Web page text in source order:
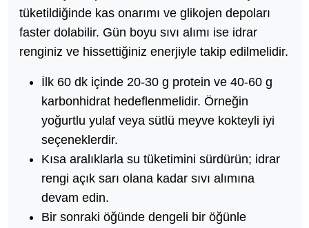
tüketildiğinde kas onarımı ve glikojen depoları
faster dolabilir. Gün boyu sıvı alımı ise idrar
renginiz ve hissettiğiniz enerjiyle takip edilmelidir.
İlk 60 dk içinde 20-30 g protein ve 40-60 g
karbonhidrat hedeflenmelidir. Örneğin
yoğurtlu yulaf veya sütlü meyve kokteyli iyi
seçeneklerdir.
Kısa aralıklarla su tüketimini sürdürün; idrar
rengi açık sarı olana kadar sıvı alımına
devam edin.
Bir sonraki öğünde dengeli bir öğünle